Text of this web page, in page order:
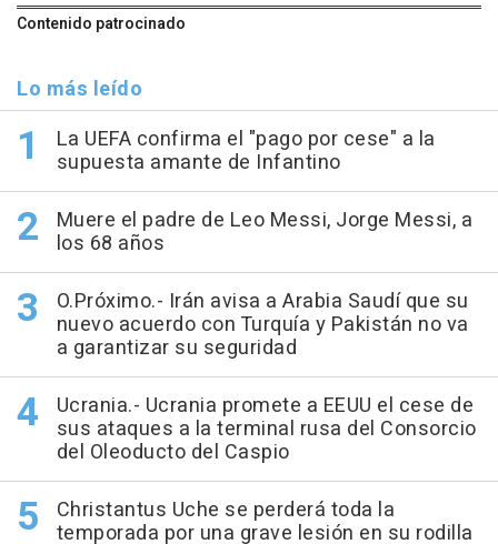
Contenido patrocinado
Lo más leído
La UEFA confirma el "pago por cese" a la
supuesta amante de Infantino
Muere el padre de Leo Messi, Jorge Messi, a
los 68 años
O.Próximo.- Irán avisa a Arabia Saudí que su
nuevo acuerdo con Turquía y Pakistán no va
a garantizar su seguridad
Ucrania.- Ucrania promete a EEUU el cese de
sus ataques a la terminal rusa del Consorcio
del Oleoducto del Caspio
Christantus Uche se perderá toda la
temporada por una grave lesión en su rodilla